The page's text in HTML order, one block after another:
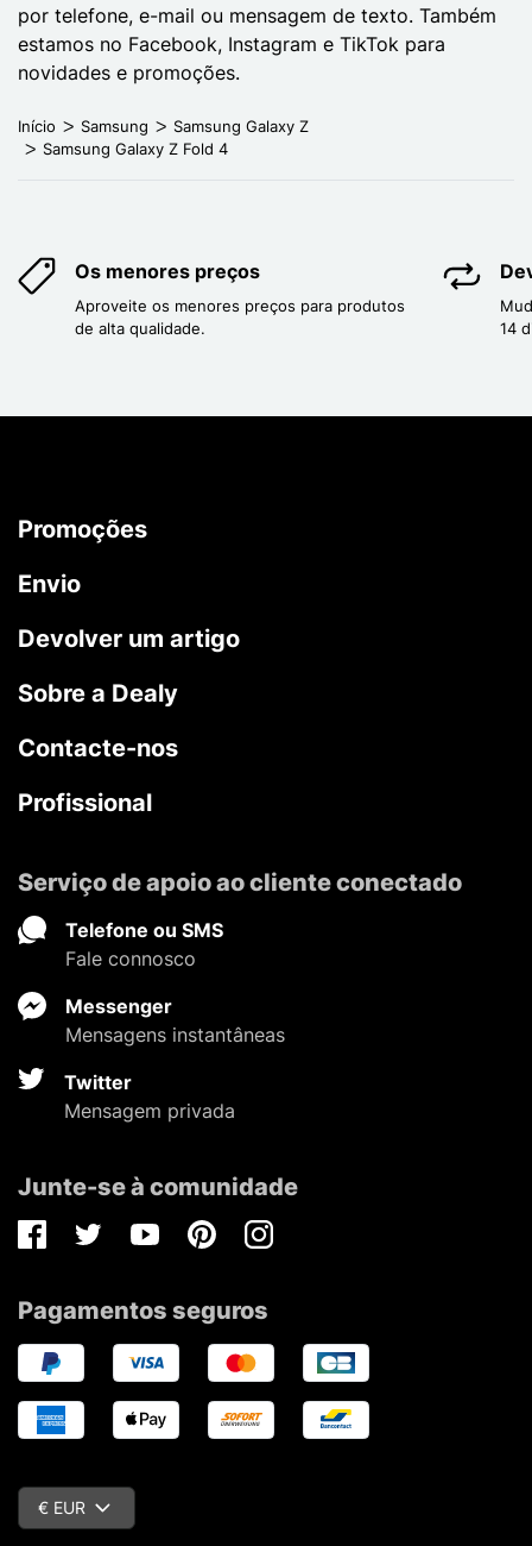
por telefone, e-mail ou mensagem de texto. Também
estamos no Facebook, Instagram e TikTok para
novidades e promoções.
Início Samsung
Samsung Galaxy Z
Samsung Galaxy Z Fold 4
Os menores preços
Aproveite os menores preços para produtos
de alta qualidade.
14
Promoções
Envio
Devolver um artigo
Sobre a Dealy
Contacte-nos
Profissional
Serviço de apoio ao cliente conectado
Telefone ou SMS
Fale connosco
Messenger
Mensagens instantâneas
Twitter
Mensagem privada
Junte-se à comunidade
FacebookTwitterYoutubePinterestInstagram
Pagamentos seguros
€ EUR